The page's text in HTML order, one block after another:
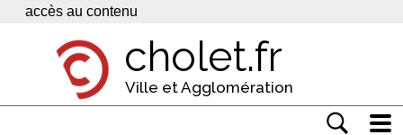
Panneau de gestion des cookies
accès au contenu
cholet.fr
Ville et Agglomération